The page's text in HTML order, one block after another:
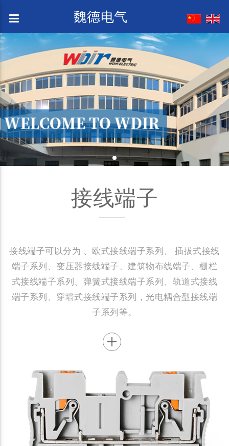
魏德电气
接线端子
接线端子可以分为 、欧式接线端子系列、 插拔式接线
端子系列、变压器接线端子、建筑物布线端子、栅栏
式接线端子系列、弹簧式接线端子系列、轨道式接线
端子系列、穿墙式接线端子系列，光电耦合型接线端
子系列等。